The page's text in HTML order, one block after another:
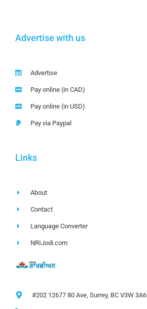
Advertise with us
Advertise
Pay online (in CAD)
Pay online (in USD)
Pay via Paypal
Links
About
Contact
Language Converter
NRIJodi.com
#202 12677 80 Ave, Surrey, BC V3W 3A6